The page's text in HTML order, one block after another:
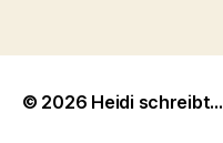
© 2026 Heidi schreibt…